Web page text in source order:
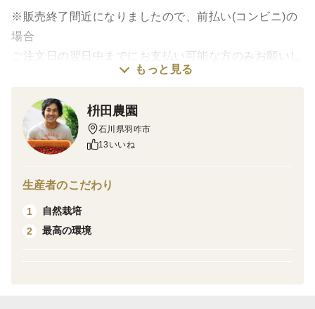
※販売終了間近になりましたので、前払い(コンビニ)の
場合
ご注文日の翌日中までにお支払い可能な方のみお願いし
る場合は
こちらからキャンセルさせていただく場合があります。
何卒よろしくお願いいたします。
【クール便(冷蔵)】のページです
: : : : : : : : : : : : : : : : : : : : : : : : : : : : : : : : : : : : : : : :
※小サイズ(約40〜100g)れんこん！お買い得です※
もっと見る
枡田農園
石川県羽咋市
13いいね
生産者のこだわり
1
自然栽培
2
最高の環境